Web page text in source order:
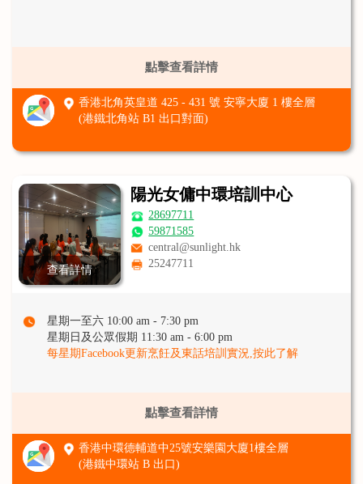
點擊查看詳情
香港北角英皇道 425 - 431 號 安寧大廈 1 樓全層
(港鐵北角站 B1 出口對面)
查看詳情
陽光女傭中環培訓中心
28697711
59871585
central@sunlight.hk
25247711
星期一至六 10:00 am - 7:30 pm
星期日及公眾假期 11:30 am - 6:00 pm
每星期Facebook更新烹飪及東話培訓實況,按此了解
點擊查看詳情
香港中環德輔道中25號安樂園大廈1樓全層
(港鐵中環站 B 出口)